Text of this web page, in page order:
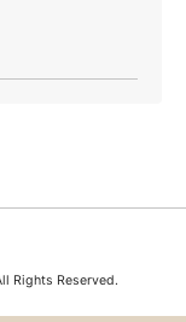
Rights Reserved.